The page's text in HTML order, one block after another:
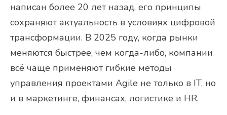
написан более 20 лет назад, его принципы
сохраняют актуальность в условиях цифровой
трансформации. В 2025 году, когда рынки
меняются быстрее, чем когда-либо, компании
всё чаще применяют гибкие методы
управления проектами Agile не только в IT, но
и в маркетинге, финансах, логистике и HR.